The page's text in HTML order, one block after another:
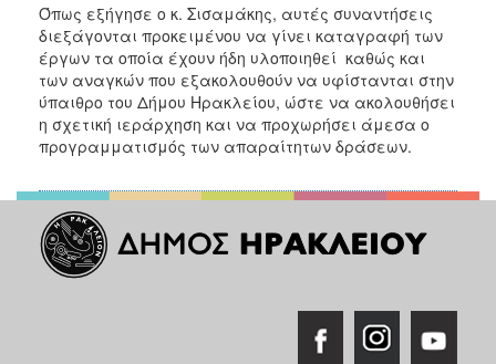
Όπως εξήγησε ο κ. Σισαμάκης, αυτές συναντήσεις
διεξάγονται προκειμένου να γίνει καταγραφή των
έργων τα οποία έχουν ήδη υλοποιηθεί καθώς και
των αναγκών που εξακολουθούν να υφίστανται στην
ύπαιθρο του Δήμου Ηρακλείου, ώστε να ακολουθήσει
η σχετική ιεράρχηση και να προχωρήσει άμεσα ο
προγραμματισμός των απαραίτητων δράσεων.